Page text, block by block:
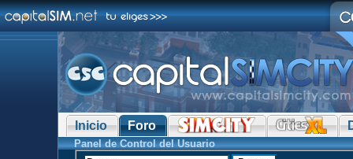
Inicio Foro
Panel de Control del Usuario